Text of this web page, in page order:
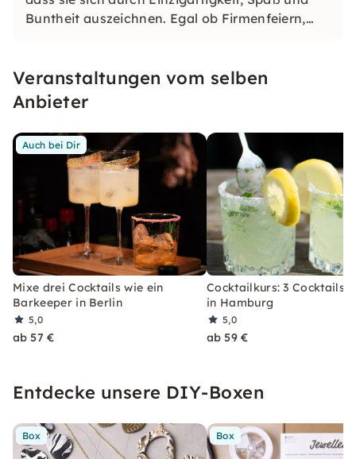
Buntheit auszeichnen. Egal ob Firmenfeiern,
erleben, welches Du so schnell nicht vergessen
wirst.
Veranstaltungen vom selben
Anbieter
Auch bei Dir
Mixe drei Cocktails wie ein
Barkeeper in Berlin
5,0
ab 57 €
Cocktailkurs: 3 Cocktails
in Hamburg
5,0
ab 59 €
Entdecke unsere DIY-Boxen
Box Box